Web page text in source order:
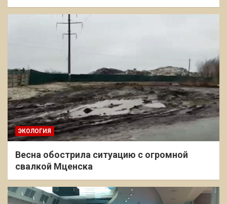
ЭКОЛОГИЯ
Весна обострила ситуацию с огромной
свалкой Мценска